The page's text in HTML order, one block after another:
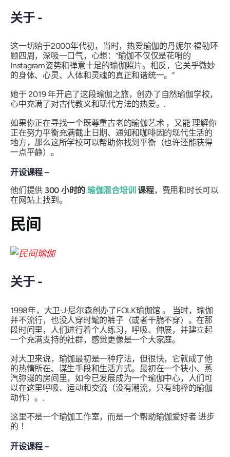
关于 -
这一切始于2000年代初，当时，热爱瑜伽的丹妮尔·福勒环
顾四周，深吸一口气，心想：“瑜伽不仅仅是花哨的
Instagram姿势和禅意十足的瑜伽照片。相反，它关乎微妙
的身体、心灵、人体和灵魂的真正和谐统一。”
她于 2019 年开启了这段瑜伽之旅，创办了自然瑜伽学校，
心中充满了对古代教义和现代方法的热爱。.
如果你正在寻找一个既尊重古老的瑜伽艺术 ，又能理解你
正在努力平衡充满截止日期、通知和咖啡因的现代生活的
地方，那么这所学校可以帮助你找到平衡（也许还能获得
一点平静）。
开设课程 –
他们提供 300 小时的 瑜伽混合培训 课程，费用和时长可以
在网站上找到。
民间
关于 -
1998年，大卫·J·尼尔森创办了FOLK瑜伽馆。
当时，瑜伽
并不流行，也没人穿时髦的裤子（或者干脆不穿）。在那
段时间里，人们进行着个人练习，呼吸、伸展，并建立起
一个充满支持的社群，感觉更像是一个大家庭。
对大卫来说，瑜伽最初是一种疗法，但很快，它就成了他
的热情所在、谋生手段和生活方式。最初在一个狭小、蒸
汽弥漫的房间里，如今已发展成为一个瑜伽中心，人们可
以在这里呼吸、运动和交流（没有潮流，只有纯粹的瑜伽
动作）。.
这里不是一个瑜伽工作室，而是一个帮助瑜伽爱好者进步
的 ！
开设课程 –